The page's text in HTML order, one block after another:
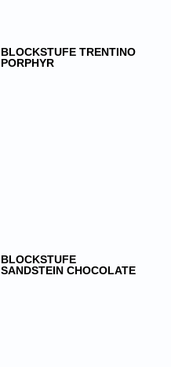
BLOCKSTUFE TRENTINO
PORPHYR
BLOCKSTUFE
SANDSTEIN CHOCOLATE